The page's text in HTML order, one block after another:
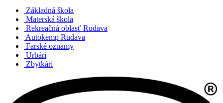
Základná škola
Materská škola
Rekreačná oblasť Rudava
Autokemp Rudava
Farské oznamy
Urbári
Zbytkári